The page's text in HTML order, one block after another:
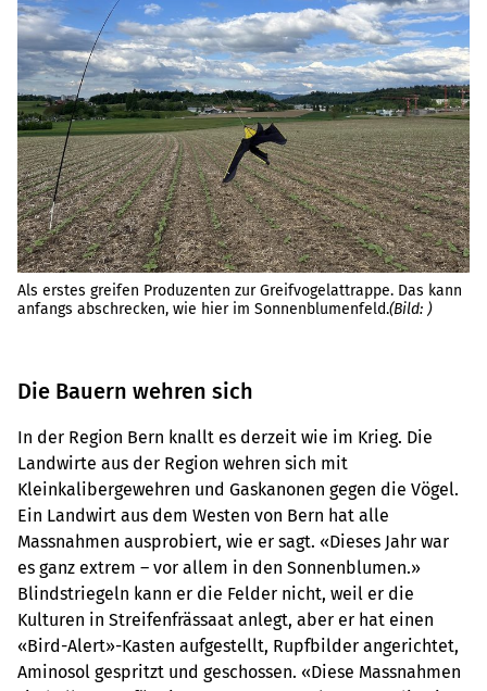
Als erstes greifen Produzenten zur Greifvogelattrappe. Das kann
anfangs abschrecken, wie hier im Sonnenblumenfeld.(Bild: )
Die Bauern wehren sich
In der Region Bern knallt es derzeit wie im Krieg. Die
Landwirte aus der Region wehren sich mit
Kleinkalibergewehren und Gaskanonen gegen die Vögel.
Ein Landwirt aus dem Westen von Bern hat alle
Massnahmen ausprobiert, wie er sagt. «Dieses Jahr war
es ganz extrem – vor allem in den Sonnenblumen.»
Blindstriegeln kann er die Felder nicht, weil er die
Kulturen in Streifenfrässaat anlegt, aber er hat einen
«Bird-Alert»-Kasten aufgestellt, Rupfbilder angerichtet,
Aminosol gespritzt und geschossen. «Diese Massnahmen